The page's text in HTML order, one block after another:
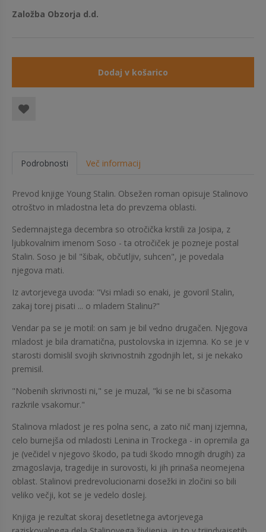
Založba Obzorja d.d.
Dodaj v košarico
Podrobnosti Več informacij
Prevod knjige Young Stalin. Obsežen roman opisuje Stalinovo
otroštvo in mladostna leta do prevzema oblasti.
Sedemnajstega decembra so otročička krstili za Josipa, z
ljubkovalnim imenom Soso - ta otročiček je pozneje postal
Stalin. Soso je bil "šibak, občutljiv, suhcen", je povedala
njegova mati.
Iz avtorjevega uvoda: "Vsi mladi so enaki, je govoril Stalin,
zakaj torej pisati ... o mladem Stalinu?"
Vendar pa se je motil: on sam je bil vedno drugačen. Njegova
mladost je bila dramatična, pustolovska in izjemna. Ko se je v
starosti domislil svojih skrivnostnih zgodnjih let, si je nekako
premisil.
"Nobenih skrivnosti ni," se je muzal, "ki se ne bi sčasoma
razkrile vsakomur."
Stalinova mladost je res polna senc, a zato nič manj izjemna,
celo burnejša od mladosti Lenina in Trockega - in opremila ga
je (večidel v njegovo škodo, pa tudi škodo mnogih drugih) za
zmagoslavja, tragedije in surovosti, ki jih prinaša neomejena
oblast. Stalinovi predrevolucionarni dosežki in zločini so bili
veliko večji, kot se je vedelo doslej.
Knjiga je rezultat skoraj desetletnega avtorjevega